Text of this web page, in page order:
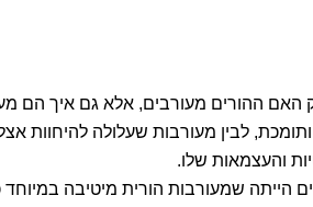
ההורים מעורבים, אלא גם איך הם
לבין מעורבות שעלולה להיחוות
והעצמאות שלו.
הייתה שמעורבות הורית מיטיבה